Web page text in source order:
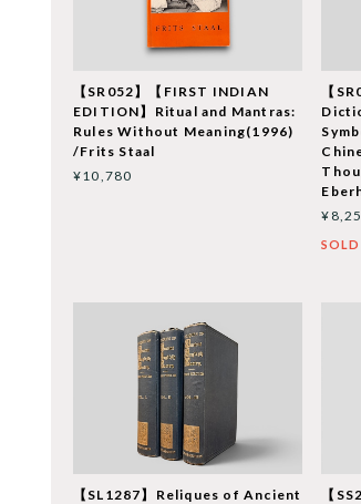
【SR052】【FIRST INDIAN
EDITION】Ritual and Mantras:
Rules Without Meaning(1996)
/Frits Staal
¥10,780
【
【SL1287】Reliques of Ancient
【